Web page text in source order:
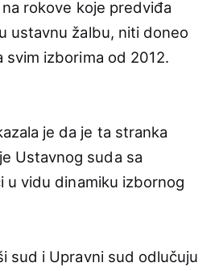
rokove koje predviđa
ustavnu žalbu, niti doneo
izborima od 2012.
je da je ta stranka
Ustavnog suda sa
u vidu dinamiku izbornog
sud i Upravni sud odlučuju